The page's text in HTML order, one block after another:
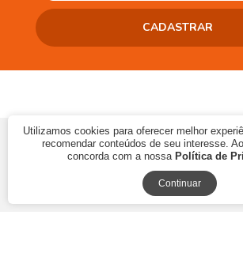
© 2017 CAMINHO DA LEITURA LTDA | CNPJ:
Estadual: 90483286-33
Utilizamos cookies para oferecer melhor
recomendar conteúdos de seu interesse.
concorda com a nossa Política de
Continuar